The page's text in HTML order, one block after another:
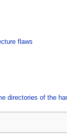
flaws
directories of the